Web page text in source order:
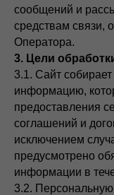
сообщений и
средствам связи,
Оператора.
3. Цели
3.1. Сайт
информацию,
предоставления
соглашений и
исключением
предусмотрено
информации в
3.2.